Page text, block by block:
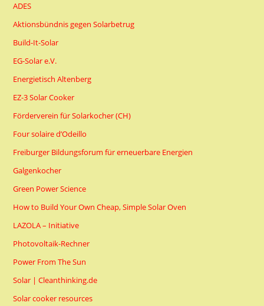
ADES
Aktionsbündnis gegen Solarbetrug
Build-It-Solar
EG-Solar e.V.
Energietisch Altenberg
EZ-3 Solar Cooker
Förderverein für Solarkocher (CH)
Four solaire d’Odeillo
Freiburger Bildungsforum für erneuerbare Energien
Galgenkocher
Green Power Science
How to Build Your Own Cheap, Simple Solar Oven
LAZOLA – Initiative
Photovoltaik-Rechner
Power From The Sun
Solar | Cleanthinking.de
Solar cooker resources